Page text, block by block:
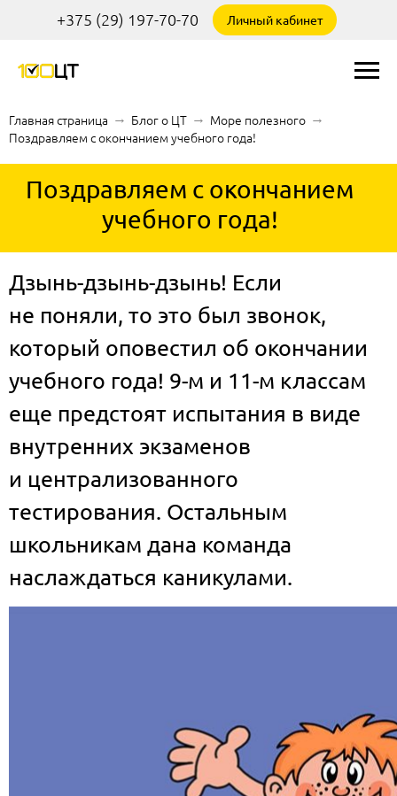
+375 (29) 197-70-70 Личный кабинет
Главная страница → Блог о ЦТ → Море полезного →
Поздравляем с окончанием учебного года!
Поздравляем с окончанием
учебного года!
Дзынь-дзынь-дзынь! Если
не поняли, то это был звонок,
который оповестил об окончании
учебного года! 9-м и 11-м классам
еще предстоят испытания в виде
внутренних экзаменов
и централизованного
тестирования. Остальным
школьникам дана команда
наслаждаться каникулами.